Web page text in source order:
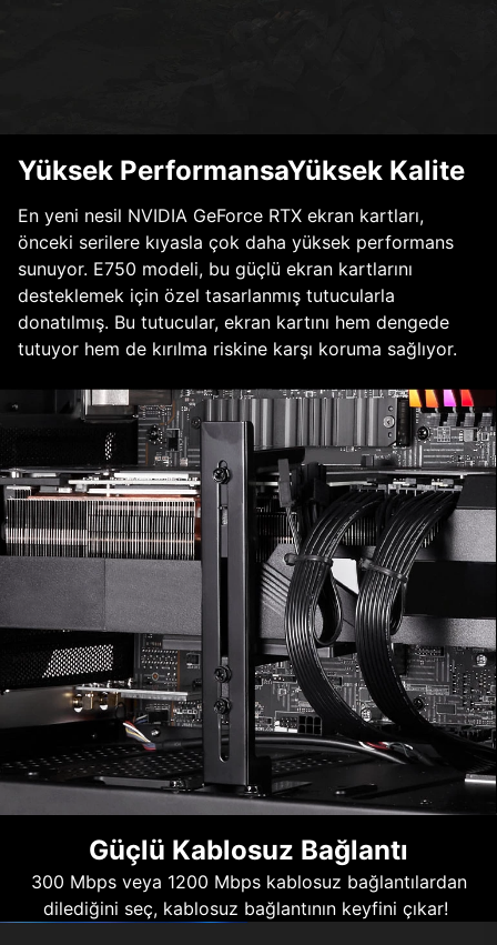
Yüksek PerformansaYüksek Kalite
En yeni nesil NVIDIA GeForce RTX ekran kartları,
önceki serilere kıyasla çok daha yüksek performans
sunuyor. E750 modeli, bu güçlü ekran kartlarını
desteklemek için özel tasarlanmış tutucularla
donatılmış. Bu tutucular, ekran kartını hem dengede
tutuyor hem de kırılma riskine karşı koruma sağlıyor.
Güçlü Kablosuz Bağlantı
300 Mbps veya 1200 Mbps kablosuz bağlantılardan
dilediğini seç, kablosuz bağlantının keyfini çıkar!